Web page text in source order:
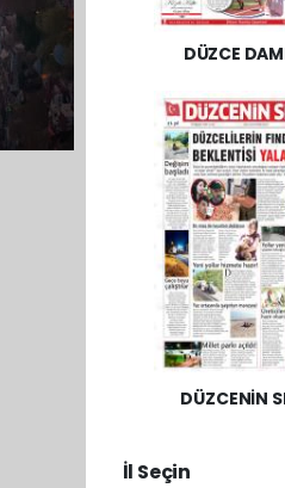
DÜZCE
DÜZCENİN
İl Seçin